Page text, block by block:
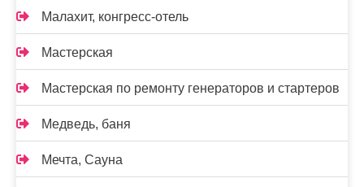
Малахит, конгресс-отель
Мастерская
Мастерская по ремонту генераторов и стартеров
Медведь, баня
Мечта, Сауна